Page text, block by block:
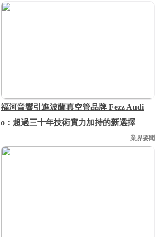
福河音響引進波蘭真空管品牌 Fezz Audi
o：超過三十年技術實力加持的新選擇
業界要聞